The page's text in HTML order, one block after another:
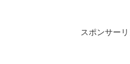
スポンサーリ